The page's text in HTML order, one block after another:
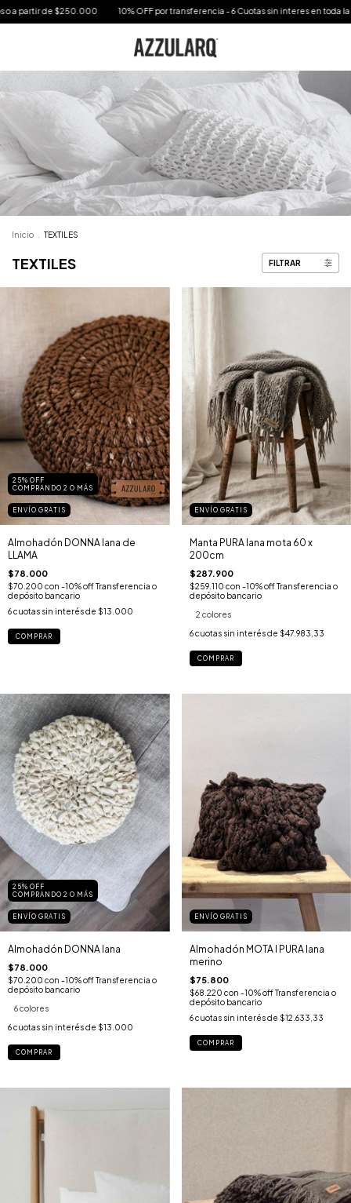
OFF por transferencia - 6 Cuotas sin interes en toda la tienda - Envío bonificado a
Inicio TEXTILES
TEXTILES FILTRAR
25% OFF
COMPRANDO 2 O MÁS
ENVÍO GRATIS
Almohadón DONNA lana de
LLAMA
$78.000
$70.200 con -10% off Transferencia o
depósito bancario
6cuotas sin interés de $13.000
ENVÍO GRATIS
Manta PURA lana mota 60 x
200cm
$287.900
$259.110 con -10% off Transferencia o
depósito bancario
2 colores
6 cuotas sin interés de $47.983,33
COMPRAR
25% OFF
COMPRANDO 2 O MÁS
ENVÍO GRATIS
Almohadón DONNA lana
$78.000
$70.200 con -10% off Transferencia o
depósito bancario
6 colores
6cuotas sin interés de $13.000
COMPRAR
ENVÍO GRATIS
Almohadón MOTA I PURA lana
merino
$75.800
$68.220 con -10% off Transferencia o
depósito bancario
6 cuotas sin interés de $12.633,33
COMPRAR